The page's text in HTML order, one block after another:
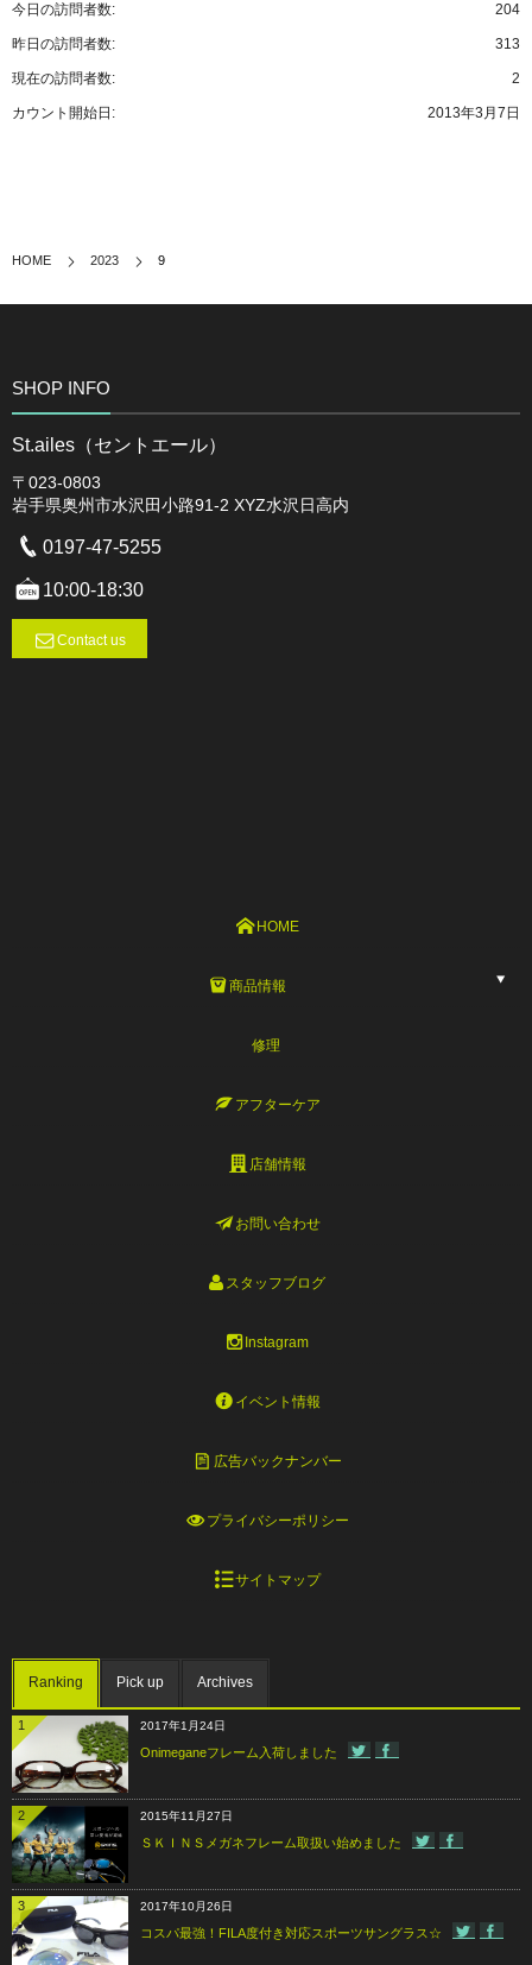
204
今日の訪問者数:
313
昨日の訪問者数:
2
現在の訪問者数:
2013年3月7日
カウント開始日:
HOME 2023 9
SHOP INFO
St.ailes（セントエール）
〒023-0803
岩手県奥州市水沢田小路91-2 XYZ水沢日高内
0197-47-5255
10:00-18:30
Contact us
HOME
商品情報
修理
アフターケア
店舗情報
お問い合わせ
スタッフブログ
Instagram
イベント情報
広告バックナンバー
プライバシーポリシー
サイトマップ
Ranking Pick up Archives
1 2017年1月24日
Onimeganeフレーム入荷しました
2 2015年11月27日
ＳＫＩＮＳメガネフレーム取扱い始めました
3 2017年10月26日
コスパ最強！FILA度付き対応スポーツサングラス☆